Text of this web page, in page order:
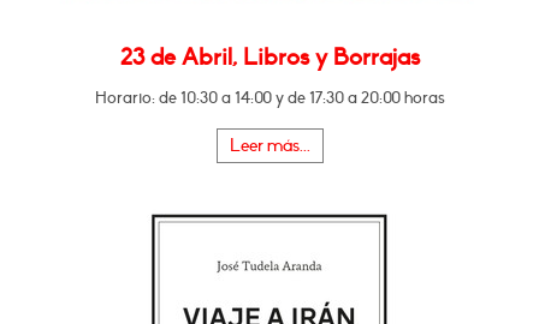
23 de Abril, Libros y Borrajas
Horario: de 10:30 a 14:00 y de 17:30 a 20:00 horas
Leer más...